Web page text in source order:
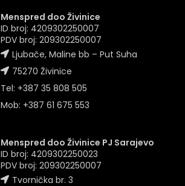
Menspred doo Živinice
ID broj: 4209302250007
PDV broj: 209302250007
Ljubače, Maline bb – Put Suha
75270 Živinice
Tel: +387 35 808 505
Mob: +387 61 675 553
Menspred doo Živinice PJ Sarajevo
ID broj: 4209302250023
PDV broj: 209302250007
Tvornička br. 3